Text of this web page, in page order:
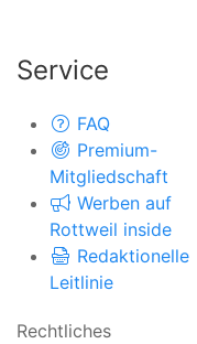
Service
FAQ
Premium-
Mitgliedschaft
Werben auf
Rottweil inside
Redaktionelle
Leitlinie
Rechtliches